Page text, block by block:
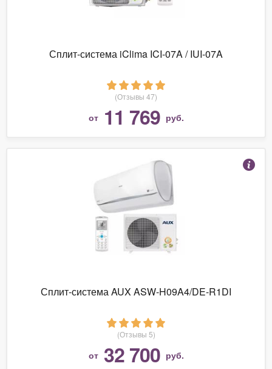
Сплит-система iClima ICI-07A / IUI-07A
(Отзывы 47)
от 11 769 руб.
Сплит-система AUX ASW-H09A4/DE-R1DI
(Отзывы 5)
от 32 700 руб.